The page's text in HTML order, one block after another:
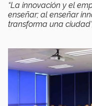
“La innovación y el
enseñar; al enseñar
transforma una